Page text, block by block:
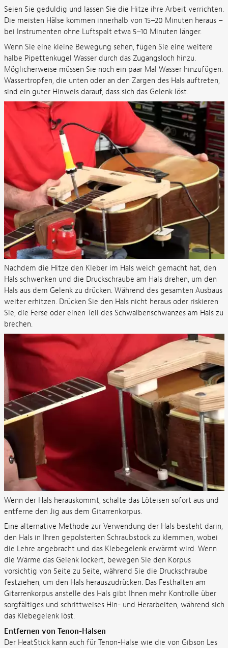
Seien Sie geduldig und lassen Sie die Hitze ihre Arbeit verrichten.
Die meisten Hälse kommen innerhalb von 15–20 Minuten heraus –
bei Instrumenten ohne Luftspalt etwa 5–10 Minuten länger.
Wenn Sie eine kleine Bewegung sehen, fügen Sie eine weitere
halbe Pipettenkugel Wasser durch das Zugangsloch hinzu.
Möglicherweise müssen Sie noch ein paar Mal Wasser hinzufügen.
Wassertropfen, die unten oder an den Zargen des Hals auftreten,
sind ein guter Hinweis darauf, dass sich das Gelenk löst.
Nachdem die Hitze den Kleber im Hals weich gemacht hat, den
Hals schwenken und die Druckschraube am Hals drehen, um den
Hals aus dem Gelenk zu drücken. Während des gesamten Ausbaus
weiter erhitzen. Drücken Sie den Hals nicht heraus oder riskieren
Sie, die Ferse oder einen Teil des Schwalbenschwanzes am Hals zu
brechen.
Wenn der Hals herauskommt, schalte das Löteisen sofort aus und
entferne den Jig aus dem Gitarrenkorpus.
Eine alternative Methode zur Verwendung der Hals besteht darin,
den Hals in Ihren gepolsterten Schraubstock zu klemmen, wobei
die Lehre angebracht und das Klebegelenk erwärmt wird. Wenn
die Wärme das Gelenk lockert, bewegen Sie den Korpus
vorsichtig von Seite zu Seite, während Sie die Druckschraube
festziehen, um den Hals herauszudrücken. Das Festhalten am
Gitarrenkorpus anstelle des Hals gibt Ihnen mehr Kontrolle über
sorgfältiges und schrittweises Hin- und Herarbeiten, während sich
das Klebegelenk löst.
Entfernen von Tenon-Halsen
Der HeatStick kann auch für Tenon-Halse wie die von Gibson Les